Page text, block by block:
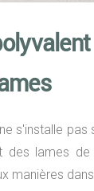
s'installe pas
des lames de
manières